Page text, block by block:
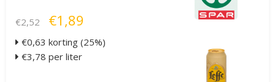
€2,52 €1,89
€0,63 korting (25%)
€3,78 per liter